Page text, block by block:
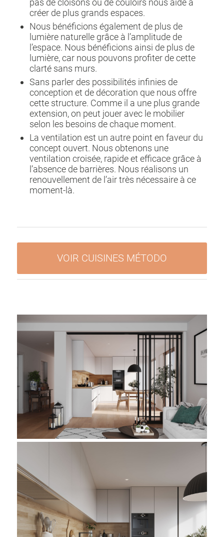
pas de cloisons ou de couloirs nous aide à
créer de plus grands espaces.
Nous bénéficions également de plus de
lumière naturelle grâce à l’amplitude de
l’espace. Nous bénéficions ainsi de plus de
lumière, car nous pouvons profiter de cette
clarté sans murs.
Sans parler des possibilités infinies de
conception et de décoration que nous offre
cette structure. Comme il a une plus grande
extension, on peut jouer avec le mobilier
selon les besoins de chaque moment.
La ventilation est un autre point en faveur du
concept ouvert. Nous obtenons une
ventilation croisée, rapide et efficace grâce à
l’absence de barrières. Nous réalisons un
renouvellement de l’air très nécessaire à ce
moment-là.
VOIR CUISINES MÉTODO